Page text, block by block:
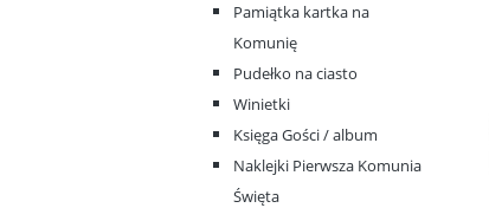
Pamiątka kartka na
Komunię
Pudełko na ciasto
Winietki
Księga Gości / album
Naklejki Pierwsza Komunia
Święta